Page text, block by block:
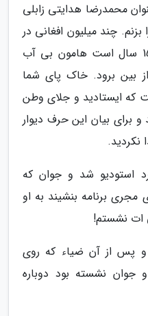
محمدرضا هدایتی زابلی
چند میلیون افغانی در
کشور ما زندگی می کنند اما 15 سال است هامون بی آب
بین برود. خاک پای شما
که ایستادید و جلای وطن
برای بیان این حرف دیوار
نکردید.
استودیو شد و جوان که
برنامه بنشیند به او
ات نشستم!
پس از آن ضیاء که روی
نشسته بود دوباره